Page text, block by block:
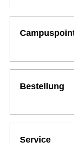
Bestellung
Service